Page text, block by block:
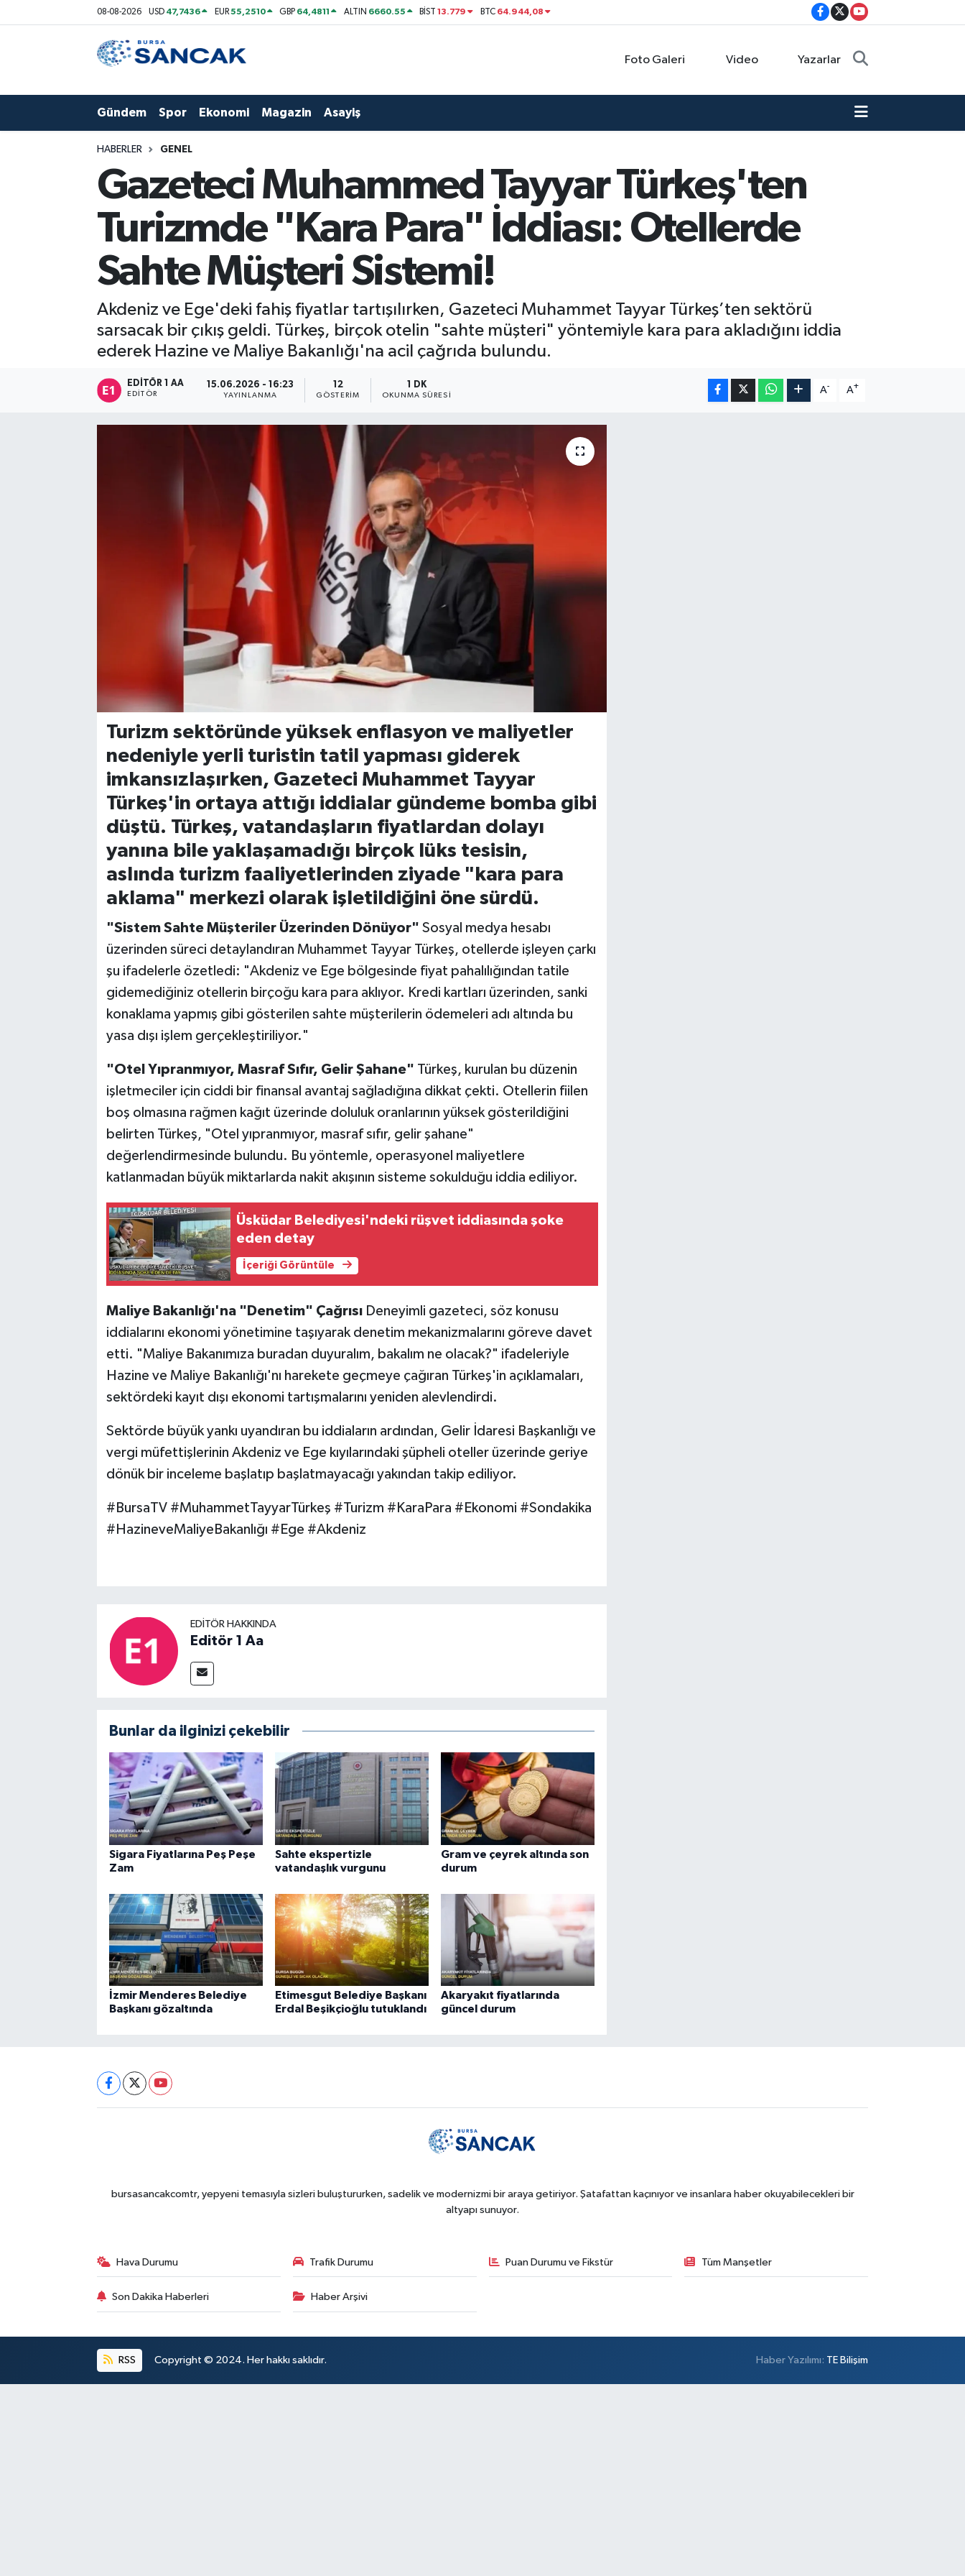
08-08-2026 USD 47,7436 EUR55,2510 GBP 64,4811 ALTIN 6660.55 BİST13.779 BTC 64.944,08
Foto Galeri Video Yazarlar
Gündem Spor Ekonomi Magazin Asayiş
HABERLER GENEL
Gazeteci Muhammed Tayyar Türkeş'ten
Turizmde "Kara Para" İddiası: Otellerde
Sahte Müşteri Sistemi!
Akdeniz ve Ege'deki fahiş fiyatlar tartışılırken, Gazeteci Muhammet Tayyar Türkeş’ten sektörü
sarsacak bir çıkış geldi. Türkeş, birçok otelin "sahte müşteri" yöntemiyle kara para akladığını iddia
ederek Hazine ve Maliye Bakanlığı'na acil çağrıda bulundu.
EDITÖR 1 AA
EDITÖR
15.06.2026 - 16:23
YAYINLANMA
12
GÖSTERIM
1 DK
OKUNMA SÜRESI
A- A+
Turizm sektöründe yüksek enflasyon ve maliyetler
nedeniyle yerli turistin tatil yapması giderek
imkansızlaşırken, Gazeteci Muhammet Tayyar
Türkeş'in ortaya attığı iddialar gündeme bomba gibi
düştü. Türkeş, vatandaşların fiyatlardan dolayı
yanına bile yaklaşamadığı birçok lüks tesisin,
aslında turizm faaliyetlerinden ziyade "kara para
aklama" merkezi olarak işletildiğini öne sürdü.
"Sistem Sahte Müşteriler Üzerinden Dönüyor" Sosyal medya hesabı
üzerinden süreci detaylandıran Muhammet Tayyar Türkeş, otellerde işleyen çarkı
şu ifadelerle özetledi: "Akdeniz ve Ege bölgesinde fiyat pahalılığından tatile
gidemediğiniz otellerin birçoğu kara para aklıyor. Kredi kartları üzerinden, sanki
konaklama yapmış gibi gösterilen sahte müşterilerin ödemeleri adı altında bu
yasa dışı işlem gerçekleştiriliyor."
"Otel Yıpranmıyor, Masraf Sıfır, Gelir Şahane" Türkeş, kurulan bu düzenin
işletmeciler için ciddi bir finansal avantaj sağladığına dikkat çekti. Otellerin fiilen
boş olmasına rağmen kağıt üzerinde doluluk oranlarının yüksek gösterildiğini
belirten Türkeş, "Otel yıpranmıyor, masraf sıfır, gelir şahane"
değerlendirmesinde bulundu. Bu yöntemle, operasyonel maliyetlere
katlanmadan büyük miktarlarda nakit akışının sisteme sokulduğu iddia ediliyor.
Üsküdar Belediyesi'ndeki rüşvet iddiasında şoke
eden detay
İçeriği Görüntüle
Maliye Bakanlığı'na "Denetim" ÇağrısıDeneyimli gazeteci, söz konusu
iddialarını ekonomi yönetimine taşıyarak denetim mekanizmalarını göreve davet
etti. "Maliye Bakanımıza buradan duyuralım, bakalım ne olacak?" ifadeleriyle
Hazine ve Maliye Bakanlığı'nı harekete geçmeye çağıran Türkeş'in açıklamaları,
sektördeki kayıt dışı ekonomi tartışmalarını yeniden alevlendirdi.
Sektörde büyük yankı uyandıran bu iddiaların ardından, Gelir İdaresi Başkanlığı ve
vergi müfettişlerinin Akdeniz ve Ege kıyılarındaki şüpheli oteller üzerinde geriye
dönük bir inceleme başlatıp başlatmayacağı yakından takip ediliyor.
#BursaTV #MuhammetTayyarTürkeş #Turizm #KaraPara #Ekonomi #Sondakika
#HazineveMaliyeBakanlığı #Ege #Akdeniz
EDITÖR HAKKINDA
Editör 1 Aa
Bunlar da ilginizi çekebilir
Sigara Fiyatlarına Peş Peşe
Zam
Sahte ekspertizle
vatandaşlık vurgunu
Gram ve çeyrek altında son
durum
İzmir Menderes Belediye
Başkanı gözaltında
Etimesgut Belediye Başkanı
Erdal Beşikçioğlu tutuklandı
Akaryakıt fiyatlarında
güncel durum
bursasancakcomtr, yepyeni temasıyla sizleri buluştururken, sadelik ve modernizmi bir araya getiriyor. Şatafattan kaçınıyor ve insanlara haber okuyabilecekleri bir
altyapı sunuyor.
Hava Durumu Trafik Durumu Puan Durumu ve Fikstür Tüm Manşetler
Son Dakika Haberleri Haber Arşivi
RSS Copyright © 2024. Her hakkı saklıdır. Haber Yazılımı: TE Bilişim
Hava Durumu
Son Dakika Haberleri